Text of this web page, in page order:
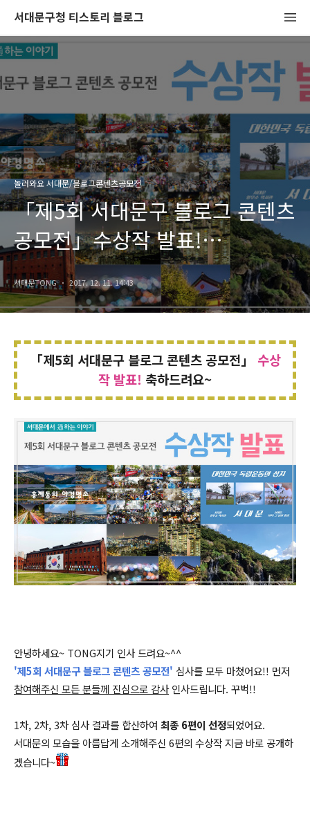
서대문구청 티스토리 블로그
놀러와요 서대문/블로그콘텐츠공모전
「제5회 서대문구 블로그 콘텐츠
공모전」수상작 발표!
축하드려요~
서대문TONG 2017. 12. 11. 14:43
「제5회 서대문구 블로그 콘텐츠 공모전」 수상
작 발표! 축하드려요~
안녕하세요~ TONG지기 인사 드려요~^^
'제5회 서대문구 블로그 콘텐츠 공모전' 심사를 모두 마쳤어요!! 먼저
참여해주신 모든 분들께 진심으로 감사인사드립니다. 꾸벅!!
1차, 2차, 3차 심사 결과를 합산하여 최종 6편이 선정되었어요.
서대문의 모습을 아름답게 소개해주신 6편의 수상작 지금 바로 공개하
겠습니다~